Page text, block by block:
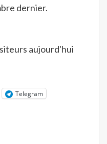
dernier.
aujourd'hui
Telegram